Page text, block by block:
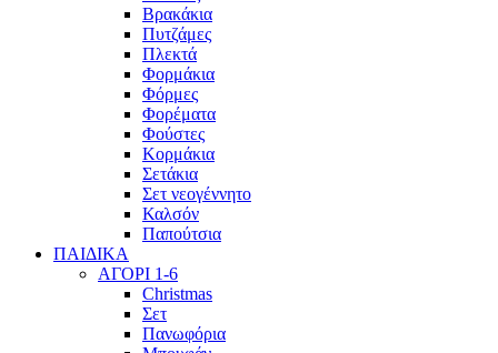
Βρακάκια
Πυτζάμες
Πλεκτά
Φορμάκια
Φόρμες
Φορέματα
Φούστες
Κορμάκια
Σετάκια
Σετ νεογέννητο
Καλσόν
Παπούτσια
ΠΑΙΔΙΚΑ
ΑΓΟΡΙ 1-6
Christmas
Σετ
Πανωφόρια